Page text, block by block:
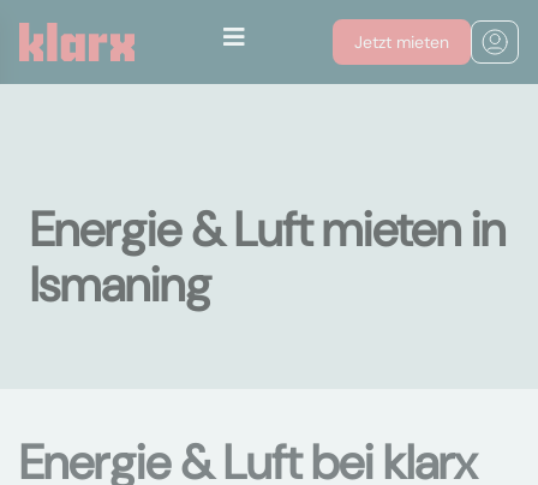
Jetzt mieten
Energie & Luft mieten in
Ismaning
Energie & Luft bei klarx